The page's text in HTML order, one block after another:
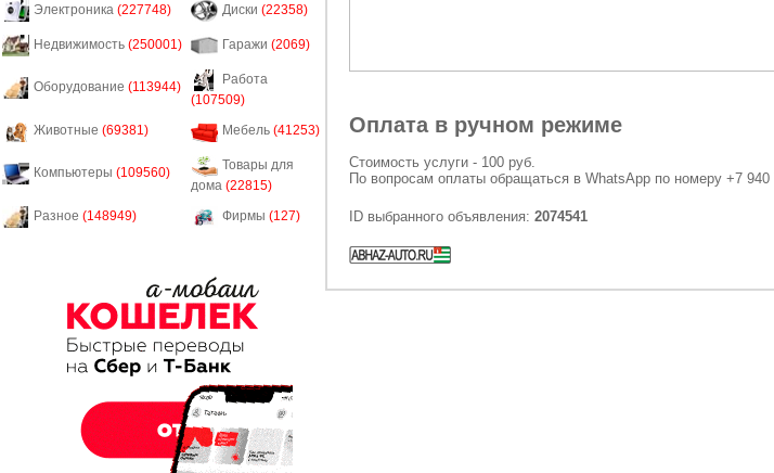
Электроника (227748) Диски (22358)
Недвижимость (250001) Гаражи (2069)
Оборудование (113944)
Работа
(107509)
Животные (69381) Мебель (41253)
Компьютеры (109560)
Товары для
дома (22815)
Разное (148949) Фирмы (127)
Оплата в ручном режиме
Стоимость услуги - 100 руб.
По вопросам оплаты обращаться в WhatsApp по номеру +7 940
ID выбранного объявления: 2074541